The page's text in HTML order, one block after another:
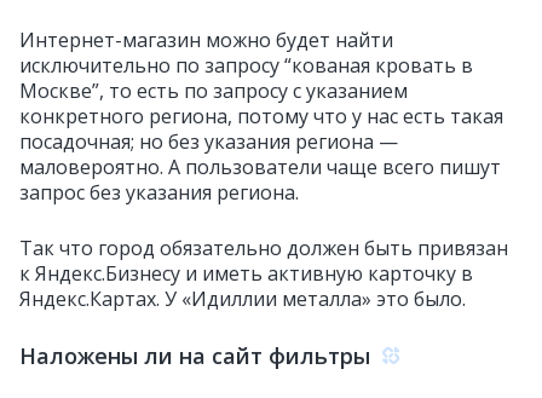
Интернет-магазин можно будет найти
исключительно по запросу “кованая кровать в
Москве”, то есть по запросу с указанием
конкретного региона, потому что у нас есть такая
посадочная; но без указания региона —
маловероятно. А пользователи чаще всего пишут
запрос без указания региона.
Так что город обязательно должен быть привязан
к Яндекс.Бизнесу и иметь активную карточку в
Яндекс.Картах. У «Идиллии металла» это было.
Наложены ли на сайт фильтры